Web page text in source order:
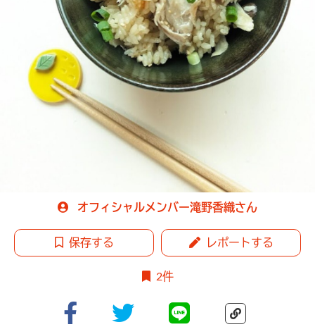
オフィシャルメンバー滝野香織さん
保存する レポートする
2件